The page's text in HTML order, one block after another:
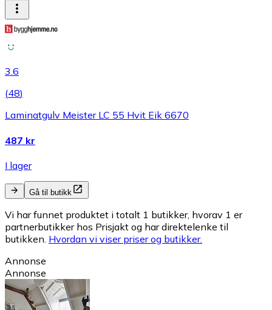
3.6
(48)
Laminatgulv Meister LC 55 Hvit Eik 6670
487 kr
I lager
Gå til butikk
Vi har funnet produktet i totalt 1 butikker, hvorav 1 er
partnerbutikker hos Prisjakt og har direktelenke til
butikken. Hvordan vi viser priser og butikker.
Annonse
Annonse